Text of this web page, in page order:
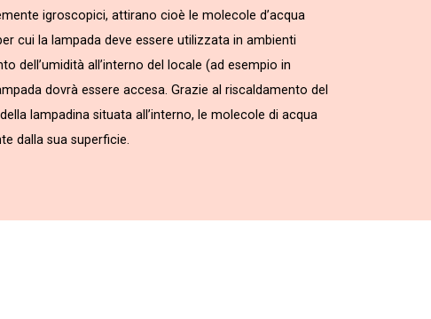
igroscopici, attirano cioè le molecole d’acqua
cui la lampada deve essere utilizzata in ambienti
dell’umidità all’interno del locale (ad esempio in
dovrà essere accesa. Grazie al riscaldamento del
lampadina situata all’interno, le molecole di acqua
dalla sua superficie.